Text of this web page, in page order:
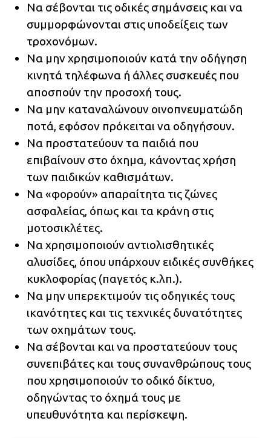
Να σέβονται τις οδικές σημάνσεις και να
συμμορφώνονται στις υποδείξεις των
τροχονόμων.
Να μην χρησιμοποιούν κατά την οδήγηση
κινητά τηλέφωνα ή άλλες συσκευές που
αποσπούν την προσοχή τους.
Να μην καταναλώνουν οινοπνευματώδη
ποτά, εφόσον πρόκειται να οδηγήσουν.
Να προστατεύουν τα παιδιά που
επιβαίνουν στο όχημα, κάνοντας χρήση
των παιδικών καθισμάτων.
Να «φορούν» απαραίτητα τις ζώνες
ασφαλείας, όπως και τα κράνη στις
μοτοσικλέτες.
Να χρησιμοποιούν αντιολισθητικές
αλυσίδες, όπου υπάρχουν ειδικές συνθήκες
κυκλοφορίας (παγετός κ.λπ.).
Να μην υπερεκτιμούν τις οδηγικές τους
ικανότητες και τις τεχνικές δυνατότητες
των οχημάτων τους.
Να σέβονται και να προστατεύουν τους
συνεπιβάτες και τους συνανθρώπους τους
που χρησιμοποιούν το οδικό δίκτυο,
οδηγώντας το όχημά τους με
υπευθυνότητα και περίσκεψη.